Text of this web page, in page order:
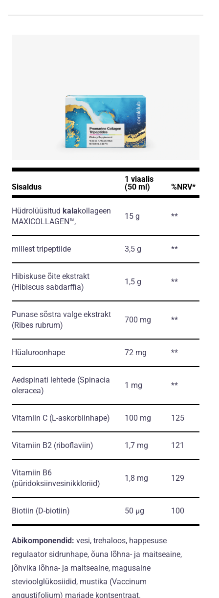
Sisaldus
1 viaalis
(50 ml)
%NRV*
Hüdrolüüsitud kalakollageen
MAXICOLLAGEN™,
15 g **
millest tripeptiide 3,5 g **
Hibiskuse õite ekstrakt
(Hibiscus sabdarffia)
1,5 g **
Punase sõstra valge ekstrakt
(Ribes rubrum)
700 mg **
Hüaluroonhape 72 mg **
Aedspinati lehtede (Spinacia
oleracea)
1 mg **
Vitamiin C (L-askorbiinhape) 100 mg 125
Vitamiin B2 (riboflaviin) 1,7 mg 121
Vitamiin B6
(püridoksiinvesinikkloriid)
1,8 mg 129
Biotiin (D-biotiin) 50 µg 100
Abikomponendid: vesi, trehaloos, happesuse
regulaator sidrunhape, õuna lõhna- ja maitseaine,
jõhvika lõhna- ja maitseaine, magusaine
stevioolglükosiidid, mustika (Vaccinum
angustifolium) marjade kontsentraat.